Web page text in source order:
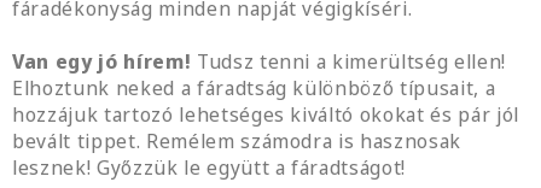
fáradékonyság minden napját végigkíséri.
Van egy jó hírem! Tudsz tenni a kimerültség ellen!
Elhoztunk neked a fáradtság különböző típusait, a
hozzájuk tartozó lehetséges kiváltó okokat és pár jól
bevált tippet. Remélem számodra is hasznosak
lesznek! Győzzük le együtt a fáradtságot!